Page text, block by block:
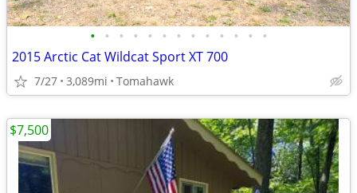
• • • • • • • • • • • • •
2015 Arctic Cat Wildcat Sport XT 700
7/27 3,089mi Tomahawk
$7,500